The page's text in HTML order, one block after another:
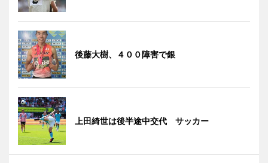
後藤大樹、４００障害で銀
上田綺世は後半途中交代 サッカー